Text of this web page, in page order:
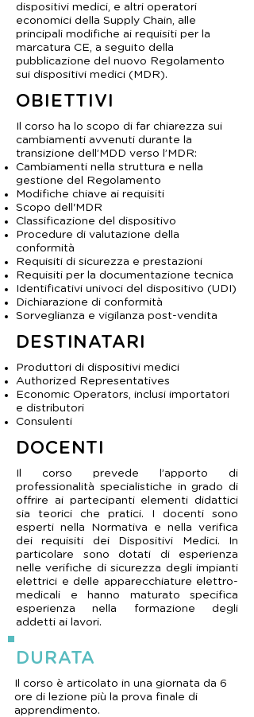
dispositivi medici, e altri operatori
economici della Supply Chain, alle
principali modifiche ai requisiti per la
marcatura CE, a seguito della
pubblicazione del nuovo Regolamento
sui dispositivi medici (MDR).
OBIETTIVI
Il corso ha lo scopo di far chiarezza sui
cambiamenti avvenuti durante la
transizione dell’MDD verso l’MDR:
Cambiamenti nella struttura e nella
gestione del Regolamento
Modifiche chiave ai requisiti
Scopo dell'MDR
Classificazione del dispositivo
Procedure di valutazione della
conformità
Requisiti di sicurezza e prestazioni
Requisiti per la documentazione tecnica
Identificativi univoci del dispositivo (UDI)
Dichiarazione di conformità
Sorveglianza e vigilanza post-vendita
DESTINATARI
Produttori di dispositivi medici
Authorized Representatives
Economic Operators, inclusi importatori
e distributori
Consulenti
DOCENTI
Il corso prevede l’apporto di
professionalità specialistiche in grado di
offrire ai partecipanti elementi didattici
sia teorici che pratici. I docenti sono
esperti nella Normativa e nella verifica
dei requisiti dei Dispositivi Medici. In
particolare sono dotati di esperienza
nelle verifiche di sicurezza degli impianti
elettrici e delle apparecchiature elettro-
medicali e hanno maturato specifica
esperienza nella formazione degli
addetti ai lavori.
DURATA
Il corso è articolato in una giornata da 6
ore di lezione più la prova finale di
apprendimento.